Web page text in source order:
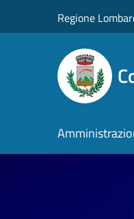
Regione